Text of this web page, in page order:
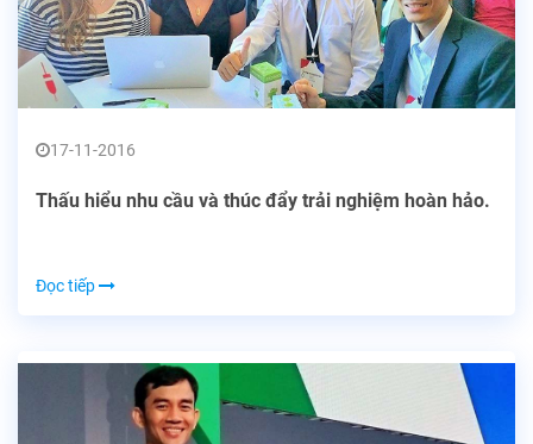
17-11-2016
Thấu hiểu nhu cầu và thúc đẩy trải nghiệm hoàn hảo.
Đọc tiếp